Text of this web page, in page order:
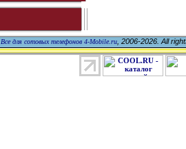
Все для сотовых телефонов 4-Mobile.ru, 2006-2026. All